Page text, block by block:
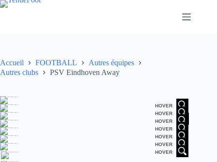
Passer
Accueil FOOTBALL
Autres équipes
Autres clubs
PSV Eindhoven Away
HOVER
HOVER
HOVER
HOVER
HOVER
HOVER
HOVER